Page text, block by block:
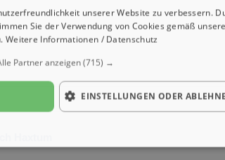
Haxtum
unserer Website zu verbessern.
Sie der Verwendung von Cookies gemäß
Weitere Informationen / Datenschutz
Partner anzeigen(715) →
EINSTELLUNGEN ODER